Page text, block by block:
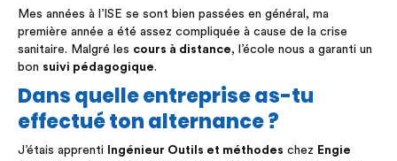
Mes années à l’ISE se sont bien passées en général, ma
première année a été assez compliquée à cause de la crise
sanitaire. Malgré les cours à distance, l’école nous a garanti un
bon suivi pédagogique.
Dans quelle entreprise as-tu
effectué ton alternance ?
J’étais apprenti Ingénieur Outils et méthodes chez Engie